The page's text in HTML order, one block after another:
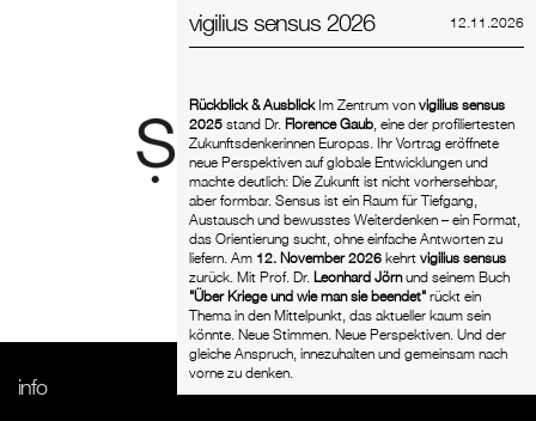
vigilius sensus 2026 12.11.2026
Rückblick & AusblickIm Zentrum von vigilius sensus
2025 stand Dr. Florence Gaub, eine der profiliertesten
Zukunftsdenkerinnen Europas. Ihr Vortrag eröffnete
neue Perspektiven auf globale Entwicklungen und
machte deutlich: Die Zukunft ist nicht vorhersehbar,
aber formbar. Sensus ist ein Raum für Tiefgang,
Austausch und bewusstes Weiterdenken – ein Format,
das Orientierung sucht, ohne einfache Antworten zu
liefern. Am 12. November 2026 kehrt vigilius sensus
zurück. Mit Prof. Dr. Leonhard Jörnund seinem Buch
"Über Kriege und wie man sie beendet" rückt ein
Thema in den Mittelpunkt, das aktueller kaum sein
könnte. Neue Stimmen. Neue Perspektiven. Und der
gleiche Anspruch, innezuhalten und gemeinsam nach
vorne zu denken.
info